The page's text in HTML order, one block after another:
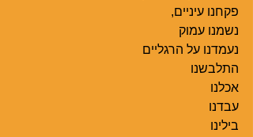
פקחנו עיניים,
נשמנו עמוק
נעמדנו על הרגליים
התלבשנו
אכלנו
עבדנו
בילינו